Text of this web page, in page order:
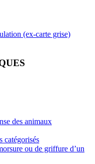
(ex-carte grise)
des animaux
catégorisés
ou de griffure d’un